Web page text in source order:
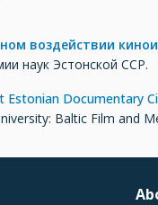
воздействии
наук Эстонской ССР.
Documentary
Baltic Film and